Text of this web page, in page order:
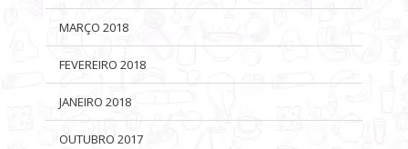
MARÇO 2018
FEVEREIRO 2018
JANEIRO 2018
OUTUBRO 2017